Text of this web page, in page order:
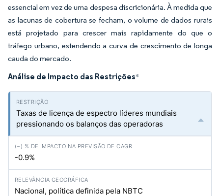
essencial em vez de uma despesa discricionária. À medida que
as lacunas de cobertura se fecham, o volume de dados rurais
está projetado para crescer mais rapidamente do que o
tráfego urbano, estendendo a curva de crescimento de longa
cauda do mercado.
Análise de Impacto das Restrições*
Taxas de licença de espectro líderes mundiais
pressionando os balanços das operadoras
-0.9%
Nacional, política definida pela NBTC